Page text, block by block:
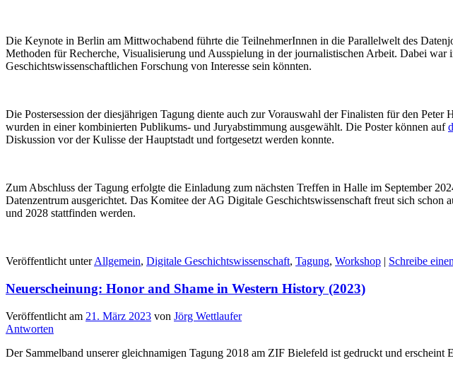
Die Keynote in Berlin am Mittwochabend führte die TeilnehmerInnen in die Parallelwelt des
Methoden für Recherche, Visualisierung und Ausspielung in der journalistischen Arbeit. Dabei
Geschichtswissenschaftlichen Forschung von Interesse sein könnten.
Die Postersession der diesjährigen Tagung diente auch zur Vorauswahl der Finalisten für den
wurden in einer kombinierten Publikums- und Juryabstimmung ausgewählt. Die Poster können auf
Diskussion vor der Kulisse der Hauptstadt und fortgesetzt werden konnte.
Zum Abschluss der Tagung erfolgte die Einladung zum nächsten Treffen in Halle im September
Datenzentrum ausgerichtet. Das Komitee der AG Digitale Geschichtswissenschaft freut sich
und 2028 stattfinden werden.
Veröffentlicht unterAllgemein, Digitale Geschichtswissenschaft, Tagung, Workshop | Schreibe
Neuerscheinung: Honor and Shame in Western History (2023)
Veröffentlicht am 21. März 2023 von Jörg Wettlaufer
Antworten
Der Sammelband unserer gleichnamigen Tagung 2018 am ZIF Bielefeld ist gedruckt und